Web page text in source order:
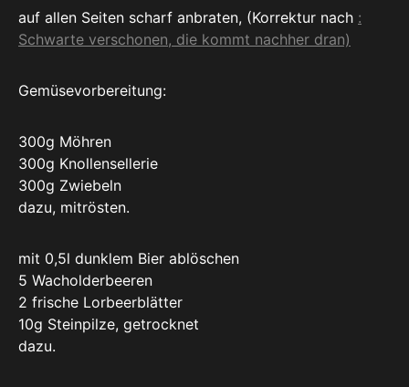
auf allen Seiten scharf anbraten, (Korrektur nach :
Schwarte verschonen, die kommt nachher dran)
Gemüsevorbereitung:
300g Möhren
300g Knollensellerie
300g Zwiebeln
dazu, mitrösten.
mit 0,5l dunklem Bier ablöschen
5 Wacholderbeeren
2 frische Lorbeerblätter
10g Steinpilze, getrocknet
dazu.